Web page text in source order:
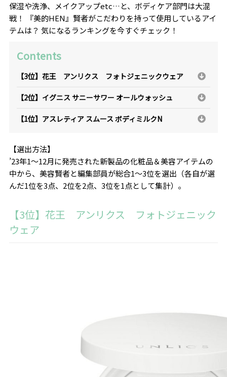
保湿や洗浄、メイクアップetc…と、ボディケア部門は大混
戦！ 『美的HEN』賢者がこだわりを持って使用しているアイ
テムは？ 気になるランキングを今すぐチェック！
Contents
【3位】花王 アンリクス フォトジェニックウェア
【2位】イグニス サニーサワー オールウォッシュ
【1位】アスレティア スムース ボディミルクN
【選出方法】
’23年1～12月に発売された新製品の化粧品＆美容アイテムの
中から、美容賢者と編集部員が総合1～3位を選出（各自が選
んだ1位を3点、2位を2点、3位を1点として集計）。
【3位】花王 アンリクス フォトジェニック
ウェア